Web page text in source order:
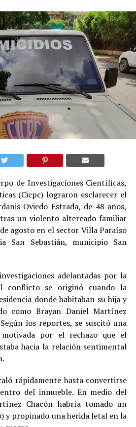
de Investigaciones Científicas,
(Cicpc) lograron esclarecer el
Oviedo Estrada, de 48 años,
un violento altercado familiar
agosto en el sector Villa Paraíso
San Sebastián, municipio San
adelantadas por la
conflicto se originó cuando la
donde habitaban su hija y
como Brayan Daniel Martínez
los reportes, se suscitó una
motivada por el rechazo que el
hacia la relación sentimental
rápidamente hasta convertirse
del inmueble. En medio del
Chacón habría tomado un
y propinado una herida letal en la